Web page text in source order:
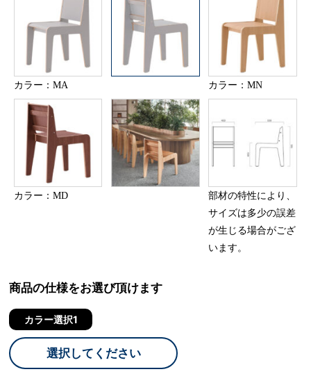
カラー：MA カラー：MN
カラー：MD
部材の特性により、
サイズは多少の誤差
が生じる場合がござ
います。
商品の仕様をお選び頂けます
カラー選択1
選択してください